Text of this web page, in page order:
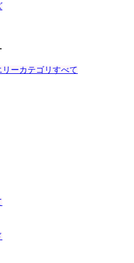
ーカテゴリすべて